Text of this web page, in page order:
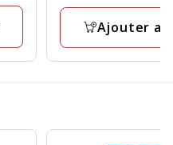
12
Kg
Ajouter